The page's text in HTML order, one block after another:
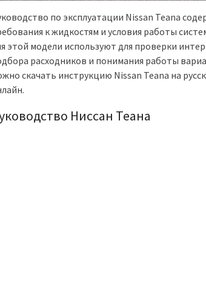
по эксплуатации Nissan Teana
к жидкостям и условия работы
этой модели используют для проверки
расходников и понимания работы
скачать инструкцию Nissan Teana на
Ниссан Теана